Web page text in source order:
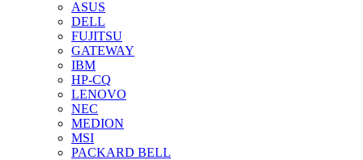
ASUS
DELL
FUJITSU
GATEWAY
IBM
HP-CQ
LENOVO
NEC
MEDION
MSI
PACKARD BELL